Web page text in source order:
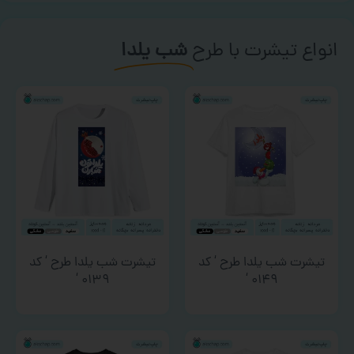
انواع تیشرت با طرحشب یلدا
تیشرت شب یلدا طرح ‘ کد
۰۱۴۹ ‘
تیشرت شب یلدا طرح ‘ کد
۰۱۳۹ ‘